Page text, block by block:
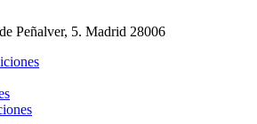
Peñalver, 5. Madrid 28006